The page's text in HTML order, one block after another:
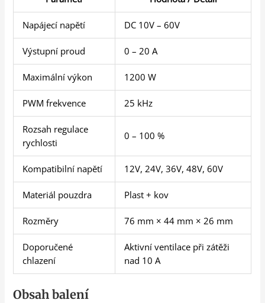
Napájecí napětí DC 10V – 60V
Výstupní proud 0 – 20 A
Maximální výkon 1200 W
PWM frekvence 25 kHz
Rozsah regulace
rychlosti
0 – 100 %
Kompatibilní napětí 12V, 24V, 36V, 48V, 60V
Materiál pouzdra Plast + kov
Rozměry 76 mm × 44 mm × 26 mm
Doporučené
chlazení
Aktivní ventilace při zátěži
nad 10 A
Obsah balení